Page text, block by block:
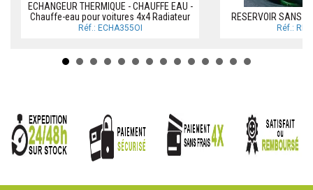
ECHANGEUR THERMIQUE - CHAUFFE EAU -
Chauffe-eau pour voitures 4x4 Radiateur
Réf.: ECHA355OI
RESERVOIR SANS
Réf.: